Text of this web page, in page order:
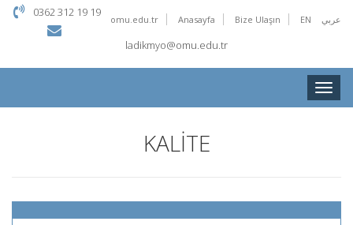
omu.edu.tr Anasayfa Bize Ulaşın EN عربي
0362 312 19 19
ladikmyo@omu.edu.tr
Toggle
KALİTE